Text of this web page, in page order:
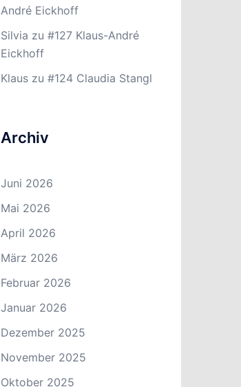
André Eickhoff
Silvia zu #127 Klaus-André
Eickhoff
Klauszu #124 Claudia Stangl
Archiv
Juni 2026
Mai 2026
April 2026
März 2026
Februar 2026
Januar 2026
Dezember 2025
November 2025
Oktober 2025